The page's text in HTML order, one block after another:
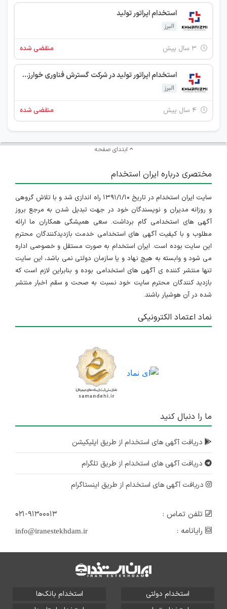
استخدام اپراتور تولید
البرز
منقضی شده
استخدام اپراتور تولید در شرکت گسترش فناوری خوارزمی
البرز
منقضی شده
ابتدای صفحه
مختصری درباره ایران استخدام
سایت ایران استخدام در تاریخ ۱۳۹۱/۱/۱۰ راه اندازی شد و با تلاش گروهی
و روزانه مدیران و نویسندگان خود در جهت تبدیل شدن به مرجع بروز
آگهی های استخدامی گام برداشت. سعی همیشگی همکاران ما ارائه
مطلوب و با کیفیت آگهی های استخدامی خدمت بازدیدکنندگان محترم
این سایت بوده است. ایران استخدام به صورت مستقل و خصوصی اداره
می شود و وابسته به هیچ نهاد و یا سازمان دولتی نمی باشد، این سایت
تنها منتشر کننده ی آگهی های استخدامی بوده و بنابراین لازم است که
بازدید کنندگان محترم سایت خود نسبت به صحت و سقم اخبار منتشر
شده در آن هوشیار باشند.
نماد اعتماد الکترونیکی
ما را دنبال کنید
دریافت آگهی های استخدام از طریق اپلیکیشن
دریافت آگهی های استخدام از طریق تلگرام
دریافت آگهی های استخدام از طریق اینستاگرام
تلفن تماس :
۰۲۱-۹۱۳۰۰۰۱۳
رایانامه :
info@iranestekhdam.ir
استخدام دولتی
استخدام بانک‌ها